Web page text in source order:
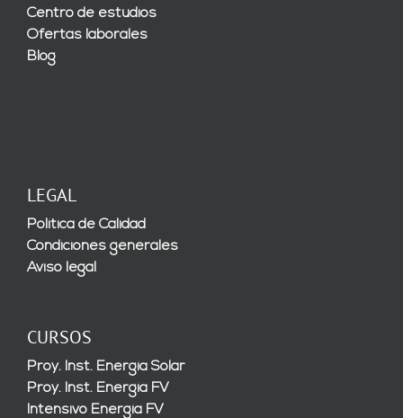
Centro de estudios
Ofertas laborales
Blog
LEGAL
Política de Calidad
Condiciones generales
Aviso legal
CURSOS
Proy. Inst. Energía Solar
Proy. Inst. Energía FV
Intensivo Energía FV